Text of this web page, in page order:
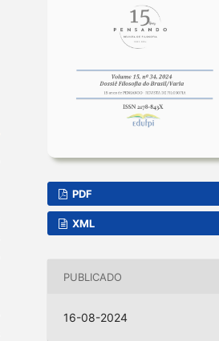
PDF
XML
PUBLICADO
16-08-2024